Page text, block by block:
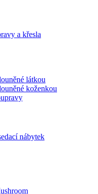
a křesla
látkou
koženkou
nábytek